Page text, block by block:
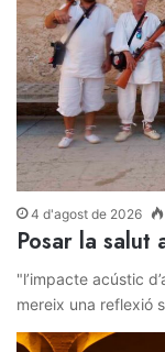
4 d'agost de 2026
Posar la salut
"l’impacte acústic
mereix una reflexió